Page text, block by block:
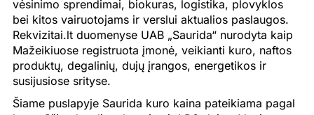
22.07.2026
1.948 € 1.739 €
0.717 €
21.07.2026
1.887 € 1.733 €
0.718 €
20.07.2026
1.898 € 1.751 €
0.718 €
19.07.2026
18.07.2026
1.898 € 1.751 €
0.718 €
vėsinimo sprendimai, biokuras, logistika, plovyklos
bei kitos vairuotojams ir verslui aktualios paslaugos.
Rekvizitai.lt duomenyse UAB „Saurida“ nurodyta kaip
Mažeikiuose registruota įmonė, veikianti kuro, naftos
produktų, degalinių, dujų įrangos, energetikos ir
susijusiose srityse.
Šiame puslapyje Saurida kuro kaina pateikiama pagal